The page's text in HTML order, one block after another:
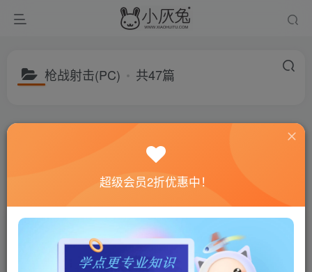
枪战射击(PC) 共47篇
电脑游戏
手机游戏
浏览 随机
超级会员2折优惠中！